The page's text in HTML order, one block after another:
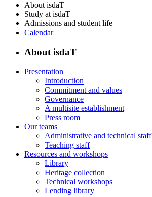
About isdaT
Study at isdaT
Admissions and student life
Calendar
About isdaT
Presentation
Introduction
Commitment and values
Governance
A multisite establishment
Press room
Our teams
Administrative and technical staff
Teaching staff
Resources and workshops
Library
Heritage collection
Technical workshops
Lending library